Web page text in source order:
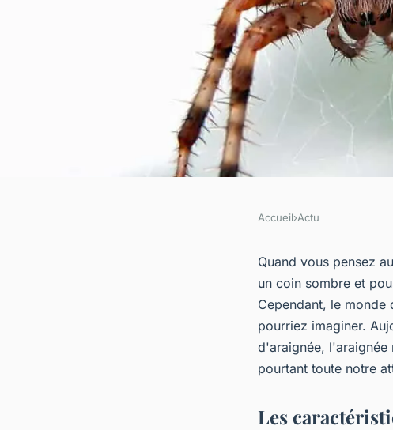
Araignée noire et
vous devez savoir sur
Accueil›Actu
Quand vous pensez
un coin sombre et
Cependant, le monde
pourriez imaginer.
d'araignée, l'araignée
pourtant toute notre
Les